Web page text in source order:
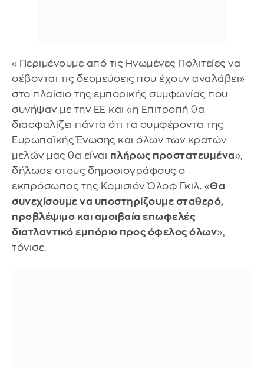
«Περιμένουμε από τις Ηνωμένες Πολιτείες να
σέβονται τις δεσμεύσεις που έχουν αναλάβει»
στο πλαίσιο της εμπορικής συμφωνίας που
συνήψαν με την ΕΕ και «η Επιτροπή θα
διασφαλίζει πάντα ότι τα συμφέροντα της
Ευρωπαϊκής Ένωσης και όλων των κρατών
μελών μας θα είναι πλήρως προστατευμένα»,
δήλωσε στους δημοσιογράφους ο
εκπρόσωπος της Κομισιόν Όλοφ Γκιλ. «Θα
συνεχίσουμε να υποστηρίζουμε σταθερό,
προβλέψιμο και αμοιβαία επωφελές
διατλαντικό εμπόριο προς όφελος όλων»,
τόνισε.